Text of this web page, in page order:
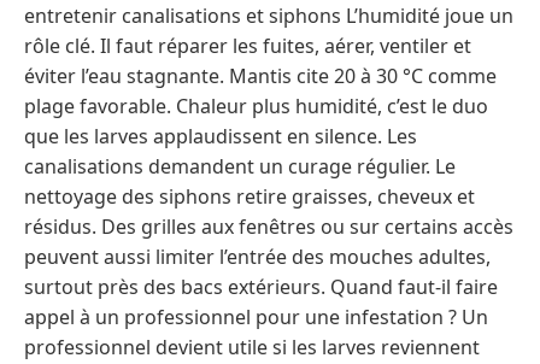
entretenir canalisations et siphons L’humidité joue un
rôle clé. Il faut réparer les fuites, aérer, ventiler et
éviter l’eau stagnante. Mantis cite 20 à 30 °C comme
plage favorable. Chaleur plus humidité, c’est le duo
que les larves applaudissent en silence. Les
canalisations demandent un curage régulier. Le
nettoyage des siphons retire graisses, cheveux et
résidus. Des grilles aux fenêtres ou sur certains accès
peuvent aussi limiter l’entrée des mouches adultes,
surtout près des bacs extérieurs. Quand faut-il faire
appel à un professionnel pour une infestation ? Un
professionnel devient utile si les larves reviennent